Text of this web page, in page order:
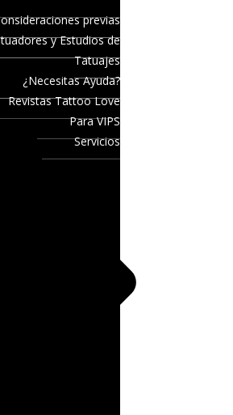
previas
y Estudios de
Tatuajes
¿Necesitas Ayuda?
Revistas Tattoo Love
Para VIPS
Servicios